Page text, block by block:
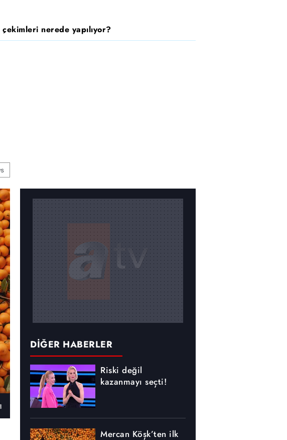
nerede yapılıyor?
DİĞER HABERLER
Riski değil
kazanmayı seçti!
Mercan Köşk’ten ilk